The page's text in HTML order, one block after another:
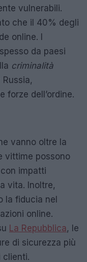
vulnerabili.
che il 40% degli
online. I
da paesi
criminalità
forze dell’ordine.
vanno oltre la
vittime possono
impatti
vita. Inoltre,
la fiducia nel
online.
La Repubblica, le
di sicurezza più
clienti.